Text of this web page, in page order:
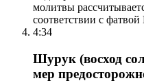
молитвы
соответствии с
4:34
Шурук (восход
мер